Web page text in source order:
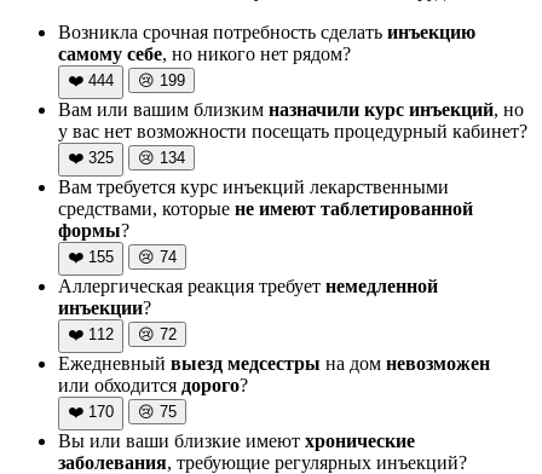
Возникла срочная потребность сделать инъекцию
самому себе, но никого нет рядом?
❤️ 444 😢 199
Вам или вашим близким назначили курс инъекций, но
у вас нет возможности посещать процедурный кабинет?
❤️ 325 😢 134
Вам требуется курс инъекций лекарственными
средствами, которые не имеют таблетированной
формы?
❤️ 155 😢 74
Аллергическая реакция требует немедленной
инъекции?
❤️ 112 😢 72
Ежедневный выезд медсестры на дом невозможен
или обходится дорого?
❤️ 170 😢 75
Вы или ваши близкие имеют хронические
заболевания, требующие регулярных инъекций?